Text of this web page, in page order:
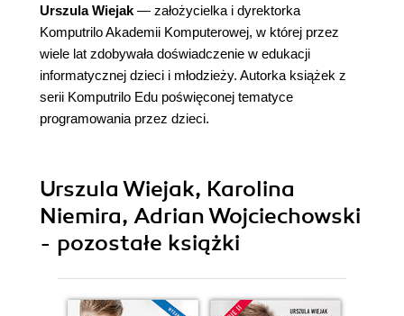
Urszula Wiejak — założycielka i dyrektorka
Komputrilo Akademii Komputerowej, w której przez
wiele lat zdobywała doświadczenie w edukacji
informatycznej dzieci i młodzieży. Autorka książek z
serii Komputrilo Edu poświęconej tematyce
programowania przez dzieci.
Urszula Wiejak, Karolina
Niemira, Adrian Wojciechowski
- pozostałe książki